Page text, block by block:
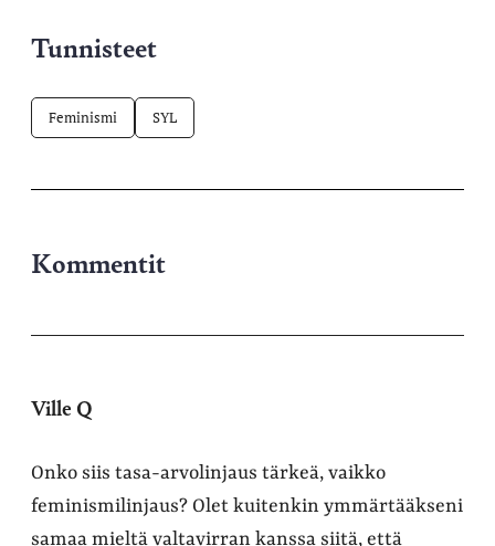
Tunnisteet
Feminismi SYL
Kommentit
Ville Q
Onko siis tasa-arvolinjaus tärkeä, vaikko
feminismilinjaus? Olet kuitenkin ymmärtääkseni
samaa mieltä valtavirran kanssa siitä, että